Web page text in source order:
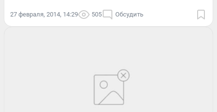
27 февраля, 2014, 14:29 505 Обсудить